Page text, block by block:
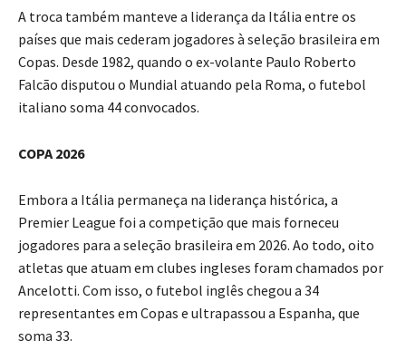
A troca também manteve a liderança da Itália entre os
países que mais cederam jogadores à seleção brasileira em
Copas. Desde 1982, quando o ex-volante Paulo Roberto
Falcão disputou o Mundial atuando pela Roma, o futebol
italiano soma 44 convocados.
COPA 2026
Embora a Itália permaneça na liderança histórica, a
Premier League foi a competição que mais forneceu
jogadores para a seleção brasileira em 2026. Ao todo, oito
atletas que atuam em clubes ingleses foram chamados por
Ancelotti. Com isso, o futebol inglês chegou a 34
representantes em Copas e ultrapassou a Espanha, que
soma 33.